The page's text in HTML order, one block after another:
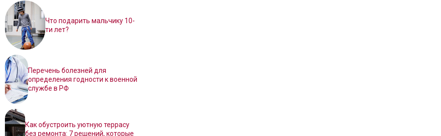
Что подарить мальчику 10-
ти лет?
Перечень болезней для
определения годности к военной
службе в РФ
Как обустроить уютную террасу
без ремонта: 7 решений, которые